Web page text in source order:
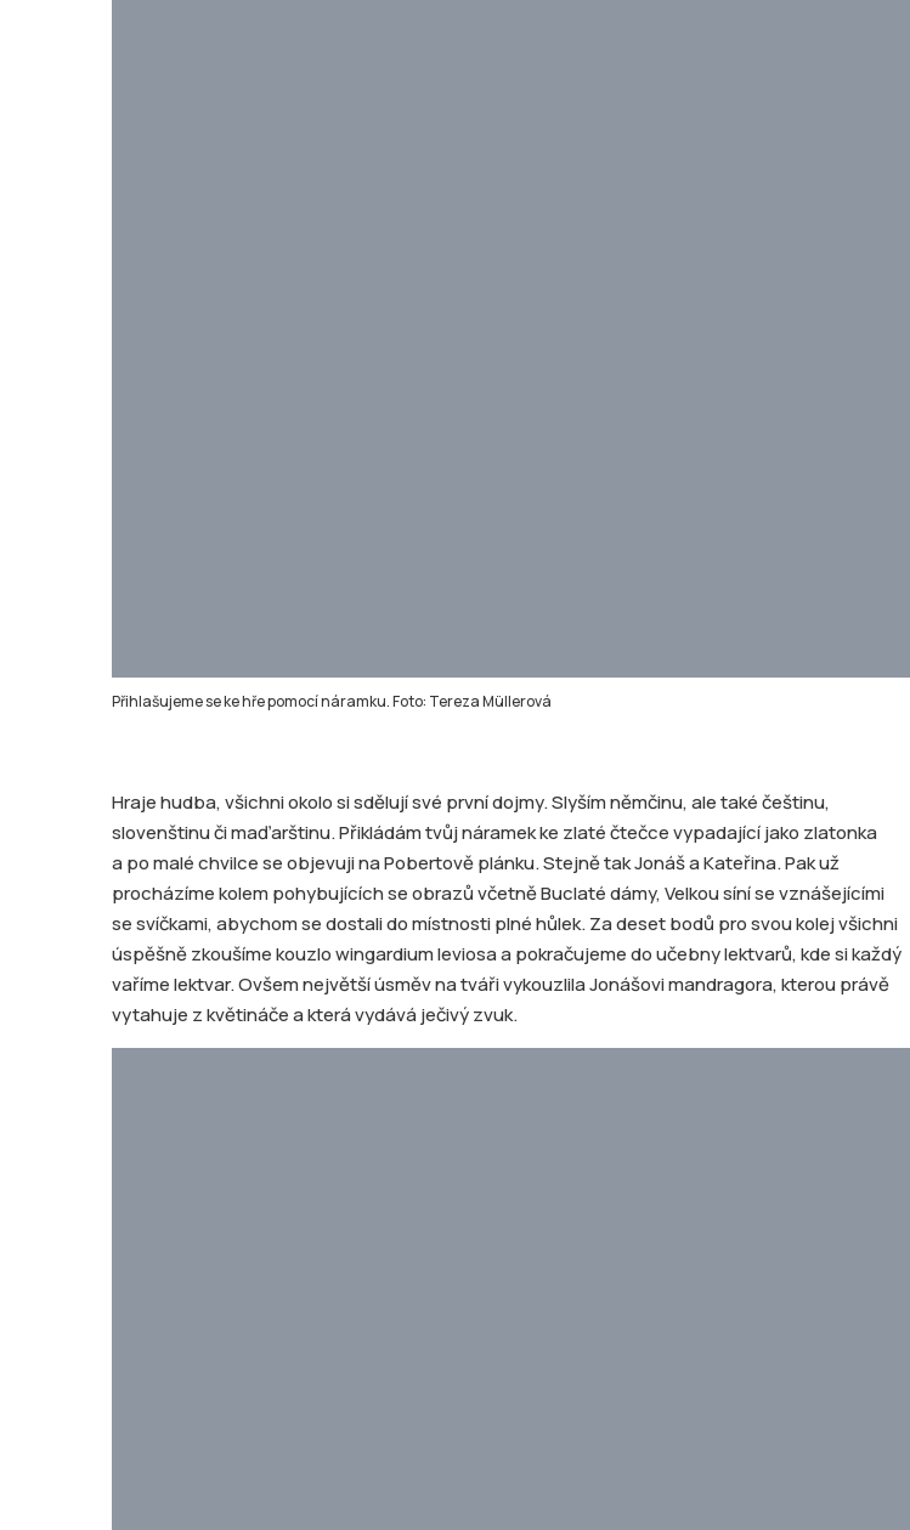
Přihlašujeme se ke hře pomocí náramku. Foto: Tereza Müllerová
Hraje hudba, všichni okolo si sdělují své první dojmy. Slyším němčinu, ale také češtinu,
slovenštinu či maďarštinu. Přikládám tvůj náramek ke zlaté čtečce vypadající jako zlatonka
a po malé chvilce se objevuji na Pobertově plánku. Stejně tak Jonáš a Kateřina. Pak už
procházíme kolem pohybujících se obrazů včetně Buclaté dámy, Velkou síní se vznášejícími
se svíčkami, abychom se dostali do místnosti plné hůlek. Za deset bodů pro svou kolej všichni
úspěšně zkoušíme kouzlo wingardium leviosa a pokračujeme do učebny lektvarů, kde si každý
vaříme lektvar. Ovšem největší úsměv na tváři vykouzlila Jonášovi mandragora, kterou právě
vytahuje z květináče a která vydává ječivý zvuk.